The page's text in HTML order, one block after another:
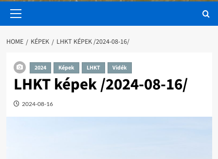
Menu
HOME KÉPEK LHKT KÉPEK /2024-08-16/
2024 Képek LHKT Vidék
LHKT képek /2024-08-16/
2024-08-16